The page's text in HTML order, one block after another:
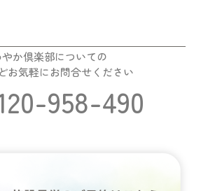
やか倶楽部についての
お気軽にお問合せください
958-490